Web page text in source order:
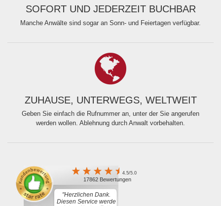
SOFORT UND JEDERZEIT BUCHBAR
Manche Anwälte sind sogar an Sonn- und Feiertagen verfügbar.
ZUHAUSE, UNTERWEGS, WELTWEIT
Geben Sie einfach die Rufnummer an, unter der Sie angerufen
werden wollen. Ablehnung durch Anwalt vorbehalten.
4.5/5.0
17862 Bewertungen
"Herzlichen Dank.
Diesen Service werde